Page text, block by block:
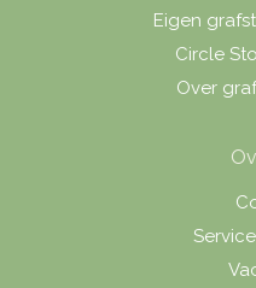
Eigen
Circle
Over